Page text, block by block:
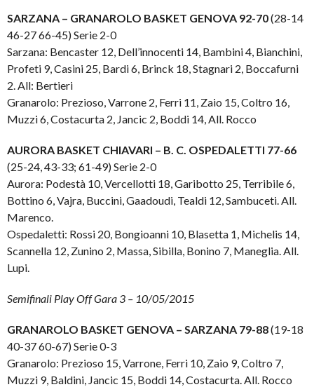
SARZANA – GRANAROLO BASKET GENOVA 92-70(28-14
46-27 66-45) Serie 2-0
Sarzana: Bencaster 12, Dell’innocenti 14, Bambini 4, Bianchini,
Profeti 9, Casini 25, Bardi 6, Brinck 18, Stagnari 2, Boccafurni
2. All: Bertieri
Granarolo: Prezioso, Varrone 2, Ferri 11, Zaio 15, Coltro 16,
Muzzi 6, Costacurta 2, Jancic 2, Boddi 14, All. Rocco
AURORA BASKET CHIAVARI – B. C. OSPEDALETTI 77-66
(25-24, 43-33; 61-49) Serie 2-0
Aurora: Podestà 10, Vercellotti 18, Garibotto 25, Terribile 6,
Bottino 6, Vajra, Buccini, Gaadoudi, Tealdi 12, Sambuceti. All.
Marenco.
Ospedaletti: Rossi 20, Bongioanni 10, Blasetta 1, Michelis 14,
Scannella 12, Zunino 2, Massa, Sibilla, Bonino 7, Maneglia. All.
Lupi.
Semifinali Play Off Gara 3 – 10/05/2015
GRANAROLO BASKET GENOVA – SARZANA 79-88(19-18
40-37 60-67) Serie 0-3
Granarolo: Prezioso 15, Varrone, Ferri 10, Zaio 9, Coltro 7,
Muzzi 9, Baldini, Jancic 15, Boddi 14, Costacurta. All. Rocco